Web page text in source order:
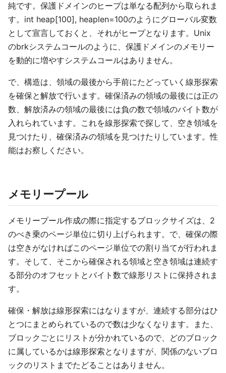
純です。保護ドメインのヒープは単なる配列から取られま
す。int heap[100], heaplen=100のようにグローバル変数
として宣言しておくと、それがヒープとなります。Unix
のbrkシステムコールのように、保護ドメインのメモリー
を動的に増やすシステムコールはありません。
で、構造は、領域の最後から手前にたどっていく線形探索
を確保と解放で行います。確保済みの領域の最後には正の
数、解放済みの領域の最後には負の数で領域のバイト数が
入れられています。これを線形探索で探して、空き領域を
見つけたり、確保済みの領域を見つけたりしています。性
能はお察しください。
メモリープール
メモリープール作成の際に指定するブロックサイズは、2
のべき乗のページ単位に切り上げられます。で、確保の際
は空きがなければこのページ単位での割り当てが行われま
す。そして、そこから確保される領域と空き領域は連続す
る部分のオフセットとバイト数で線形リストに保持されま
す。
確保・解放は線形探索にはなりますが、連続する部分はひ
とつにまとめられているので数は少なくなります。また、
ブロックごとにリストが分かれているので、どのブロック
に属しているかは線形探索となりますが、関係のないブロ
ックのリストまでたどることはありません。